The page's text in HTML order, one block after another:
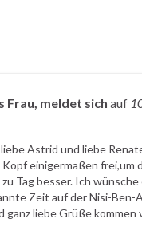
Frau, meldet sich auf
Astrid und liebe
einigermaßen frei,um
Tag besser. Ich wünsche
Zeit auf der Nisi-Ben-
liebe Grüße kommen